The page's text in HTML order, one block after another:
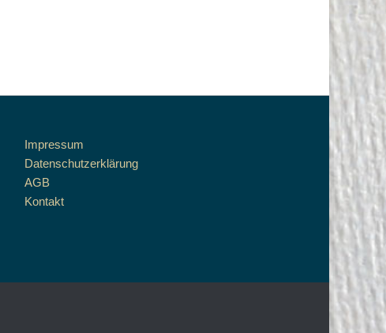
Impressum
Datenschutzerklärung
AGB
Kontakt